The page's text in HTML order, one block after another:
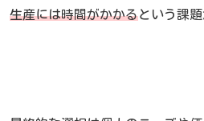
生産には時間がかかるという課題